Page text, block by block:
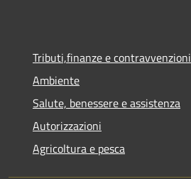
Tributi,finanze e contravvenzioni
Ambiente
Salute, benessere e assistenza
Autorizzazioni
Agricoltura e pesca